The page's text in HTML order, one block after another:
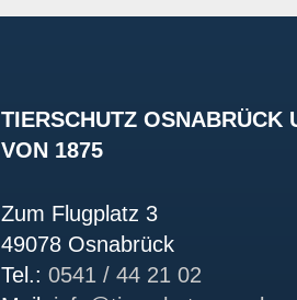
TIERSCHUTZ OSNABRÜCK
VON 1875
Zum Flugplatz 3
49078 Osnabrück
Tel.: 0541 / 44 21 02